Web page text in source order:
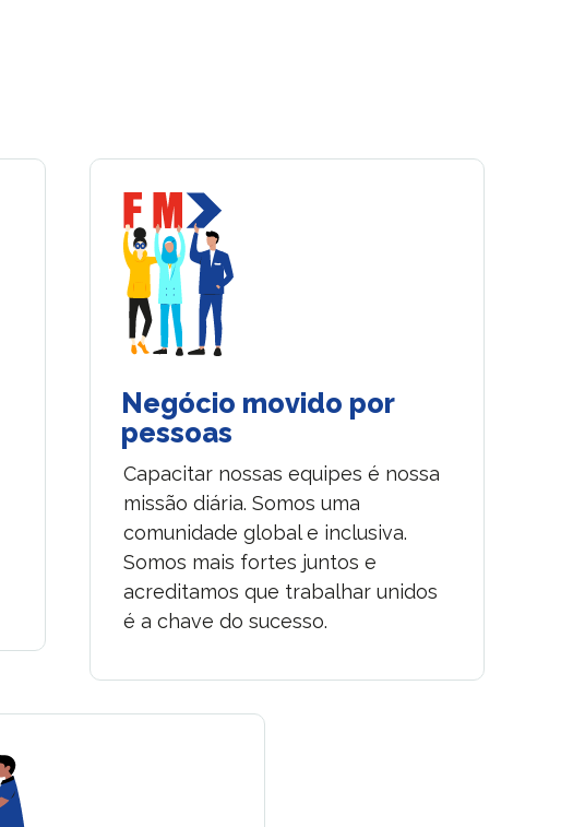
Negócio movido por
pessoas
Capacitar nossas equipes é nossa
missão diária. Somos uma
comunidade global e inclusiva.
Somos mais fortes juntos e
acreditamos que trabalhar unidos
é a chave do sucesso.